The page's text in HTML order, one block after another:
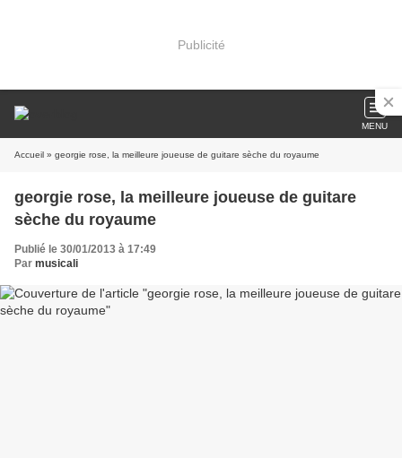
Publicité
MENU
Accueil » georgie rose, la meilleure joueuse de guitare sèche du royaume
georgie rose, la meilleure joueuse de guitare
sèche du royaume
Publié le 30/01/2013 à 17:49
Par musicali